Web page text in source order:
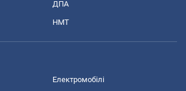
ДПА
НМТ
Електромобілі